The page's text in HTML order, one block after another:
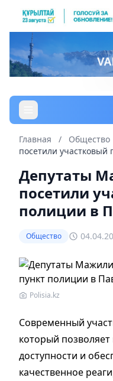
Главная / Общество
посетили участковый
Депутаты
посетили
полиции в
Общество
Polisia.kz
Современный
который
доступности и
качественное